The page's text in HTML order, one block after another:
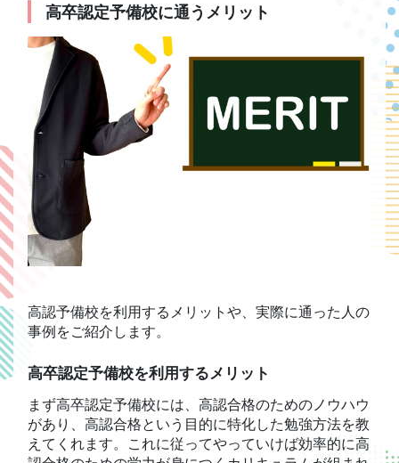
高卒認定予備校に通うメリット
高認予備校を利用するメリットや、実際に通った人の
事例をご紹介します。
高卒認定予備校を利用するメリット
まず高卒認定予備校には、高認合格のためのノウハウ
があり、高認合格という目的に特化した勉強方法を教
えてくれます。これに従ってやっていけば効率的に高